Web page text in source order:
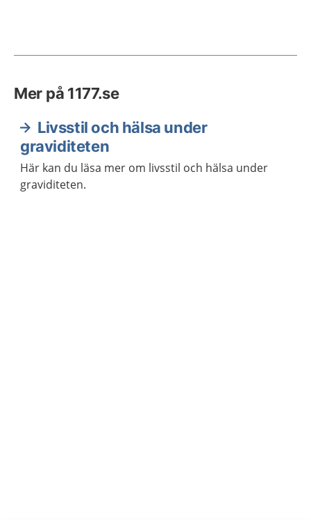
Mer på 1177.se
Livsstil och hälsa under
graviditeten
Här kan du läsa mer om livsstil och hälsa under
graviditeten.